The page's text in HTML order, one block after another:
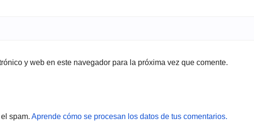
y web en este navegador para la próxima vez que comente.
spam. Aprende cómo se procesan los datos de tus comentarios.